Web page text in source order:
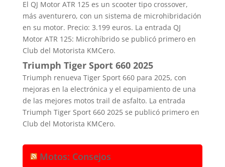
El QJ Motor ATR 125 es un scooter tipo crossover,
más aventurero, con un sistema de microhibridación
en su motor. Precio: 3.199 euros. La entrada QJ
Motor ATR 125: Microhíbrido se publicó primero en
Club del Motorista KMCero.
Triumph Tiger Sport 660 2025
Triumph renueva Tiger Sport 660 para 2025, con
mejoras en la electrónica y el equipamiento de una
de las mejores motos trail de asfalto. La entrada
Triumph Tiger Sport 660 2025 se publicó primero en
Club del Motorista KMCero.
Motos: Consejos